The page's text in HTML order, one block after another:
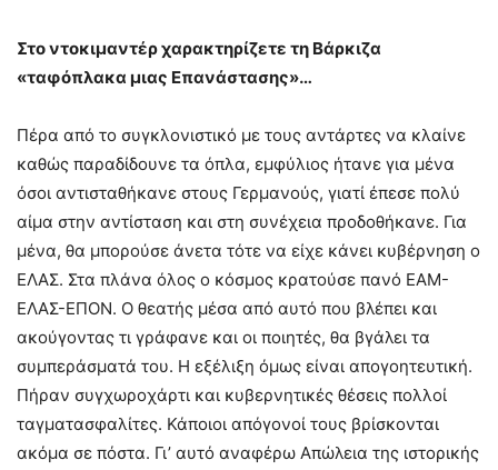
Στο ντοκιμαντέρ χαρακτηρίζετε τη Βάρκιζα
«ταφόπλακα μιας Επανάστασης»…
Πέρα από το συγκλονιστικό με τους αντάρτες να κλαίνε
καθώς παραδίδουνε τα όπλα, εμφύλιος ήτανε για μένα
όσοι αντισταθήκανε στους Γερμανούς, γιατί έπεσε πολύ
αίμα στην αντίσταση και στη συνέχεια προδοθήκανε. Για
μένα, θα μπορούσε άνετα τότε να είχε κάνει κυβέρνηση ο
ΕΛΑΣ. Στα πλάνα όλος ο κόσμος κρατούσε πανό ΕΑΜ-
ΕΛΑΣ-ΕΠΟΝ. Ο θεατής μέσα από αυτό που βλέπει και
ακούγοντας τι γράφανε και οι ποιητές, θα βγάλει τα
συμπεράσματά του. Η εξέλιξη όμως είναι απογοητευτική.
Πήραν συγχωροχάρτι και κυβερνητικές θέσεις πολλοί
ταγματασφαλίτες. Κάποιοι απόγονοί τους βρίσκονται
ακόμα σε πόστα. Γι’ αυτό αναφέρω Απώλεια της ιστορικής